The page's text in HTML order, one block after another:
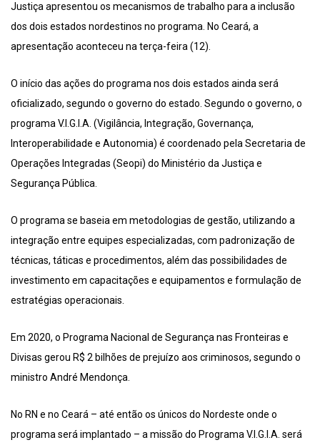
Justiça apresentou os mecanismos de trabalho para a inclusão
dos dois estados nordestinos no programa. No Ceará, a
apresentação aconteceu na terça-feira (12).
O início das ações do programa nos dois estados ainda será
oficializado, segundo o governo do estado. Segundo o governo, o
programa V.I.G.I.A. (Vigilância, Integração, Governança,
Interoperabilidade e Autonomia) é coordenado pela Secretaria de
Operações Integradas (Seopi) do Ministério da Justiça e
Segurança Pública.
O programa se baseia em metodologias de gestão, utilizando a
integração entre equipes especializadas, com padronização de
técnicas, táticas e procedimentos, além das possibilidades de
investimento em capacitações e equipamentos e formulação de
estratégias operacionais.
Em 2020, o Programa Nacional de Segurança nas Fronteiras e
Divisas gerou R$ 2 bilhões de prejuízo aos criminosos, segundo o
ministro André Mendonça.
No RN e no Ceará – até então os únicos do Nordeste onde o
programa será implantado – a missão do Programa V.I.G.I.A. será